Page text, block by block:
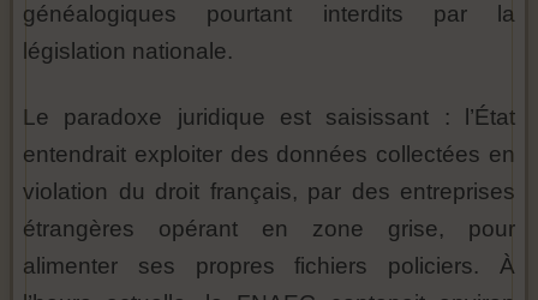
généalogiques pourtant interdits par la
législation nationale.
Le paradoxe juridique est saisissant : l’État
entendrait exploiter des données collectées en
violation du droit français, par des entreprises
étrangères opérant en zone grise, pour
alimenter ses propres fichiers policiers. À